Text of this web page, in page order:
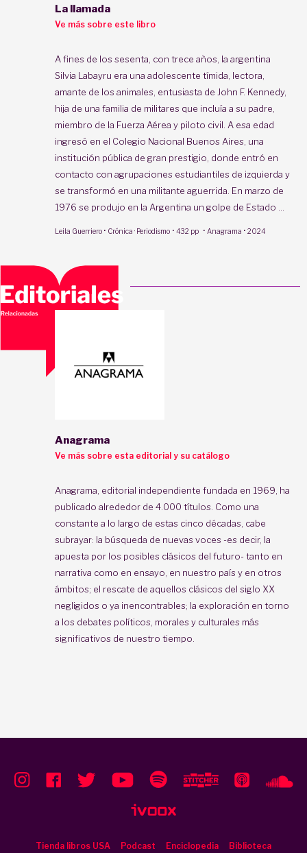
La llamada
Ve más sobre este libro
A fines de los sesenta, con trece años, la argentina
Silvia Labayru era una adolescente tímida, lectora,
amante de los animales, entusiasta de John F. Kennedy,
hija de una familia de militares que incluía a su padre,
miembro de la Fuerza Aérea y piloto civil. A esa edad
ingresó en el Colegio Nacional Buenos Aires, una
institución pública de gran prestigio, donde entró en
contacto con agrupaciones estudiantiles de izquierda y
se transformó en una militante aguerrida. En marzo de
1976 se produjo en la Argentina un golpe de Estado ...
Leila Guerriero · Crónica · Periodismo · 432 pp · Anagrama · 2024
Anagrama
Ve más sobre esta editorial y su catálogo
Anagrama, editorial independiente fundada en 1969, ha
publicado alrededor de 4.000 títulos. Como una
constante a lo largo de estas cinco décadas, cabe
subrayar: la búsqueda de nuevas voces -es decir, la
apuesta por los posibles clásicos del futuro- tanto en
narrativa como en ensayo, en nuestro país y en otros
ámbitos; el rescate de aquellos clásicos del siglo XX
negligidos o ya inencontrables; la exploración en torno
a los debates políticos, morales y culturales más
significativos de nuestro tiempo.
Tienda libros USA Podcast Enciclopedia Biblioteca